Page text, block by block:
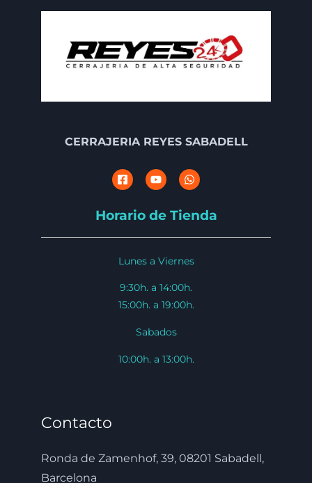
CERRAJERIA REYES SABADELL
Horario de Tienda
Lunes a Viernes
9:30h. a 14:00h.
15:00h. a 19:00h.
Sabados
10:00h. a 13:00h.
Contacto
Ronda de Zamenhof, 39, 08201 Sabadell,
Barcelona